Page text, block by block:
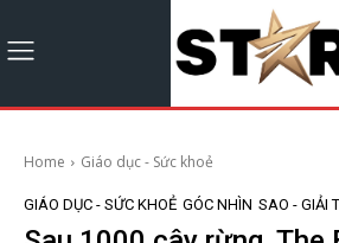
Home Giáo dục - Sức khoẻ
GIÁO DỤC - SỨC KHOẺ GÓC NHÌN SAO - GIẢI